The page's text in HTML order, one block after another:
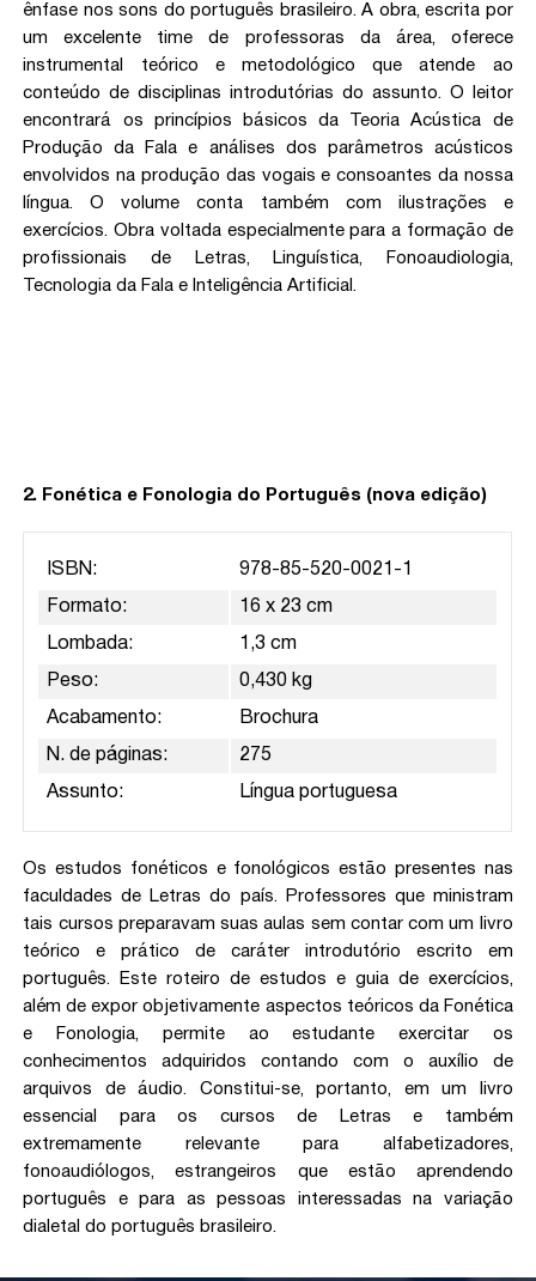
ênfase nos sons do português brasileiro. A obra, escrita por
um excelente time de professoras da área, oferece
instrumental teórico e metodológico que atende ao
conteúdo de disciplinas introdutórias do assunto. O leitor
encontrará os princípios básicos da Teoria Acústica de
Produção da Fala e análises dos parâmetros acústicos
envolvidos na produção das vogais e consoantes da nossa
língua. O volume conta também com ilustrações e
exercícios. Obra voltada especialmente para a formação de
profissionais de Letras, Linguística, Fonoaudiologia,
Tecnologia da Fala e Inteligência Artificial.
2. Fonética e Fonologia do Português (nova edição)
ISBN: 978-85-520-0021-1
Formato: 16 x 23 cm
Lombada: 1,3 cm
Peso: 0,430 kg
Acabamento: Brochura
N. de páginas: 275
Assunto: Língua portuguesa
Os estudos fonéticos e fonológicos estão presentes nas
faculdades de Letras do país. Professores que ministram
tais cursos preparavam suas aulas sem contar com um livro
teórico e prático de caráter introdutório escrito em
português. Este roteiro de estudos e guia de exercícios,
além de expor objetivamente aspectos teóricos da Fonética
e Fonologia, permite ao estudante exercitar os
conhecimentos adquiridos contando com o auxílio de
arquivos de áudio. Constitui-se, portanto, em um livro
essencial para os cursos de Letras e também
extremamente relevante para alfabetizadores,
fonoaudiólogos, estrangeiros que estão aprendendo
português e para as pessoas interessadas na variação
dialetal do português brasileiro.